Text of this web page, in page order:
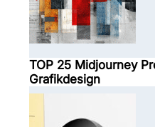
TOP 25 Midjourney
Grafikdesign